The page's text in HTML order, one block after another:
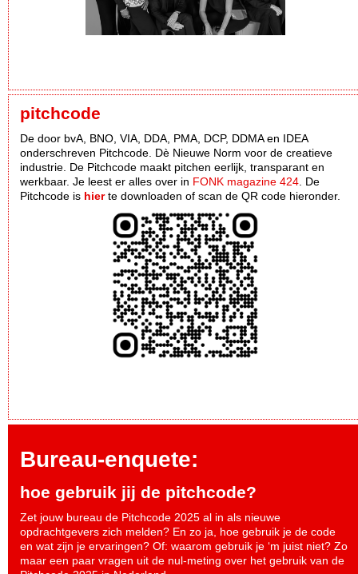
pitchcode
De door bvA, BNO, VIA, DDA, PMA, DCP, DDMA en IDEA
onderschreven Pitchcode. Dè Nieuwe Norm voor de creatieve
industrie. De Pitchcode maakt pitchen eerlijk, transparant en
werkbaar. Je leest er alles over in FONK magazine 424 . De
Pitchcode is hierte downloaden of scan de QR code hieronder.
Bureau-enquete:
hoe gebruik jij de pitchcode?
Zet jouw bureau de Pitchcode 2025 al in als nieuwe
opdrachtgevers zich melden? En zo ja, hoe gebruik je de code
en wat zijn je ervaringen? Of: waarom gebruik je ‘m juist niet? Zo
maar een paar vragen uit de nul-meting over het gebruik van de